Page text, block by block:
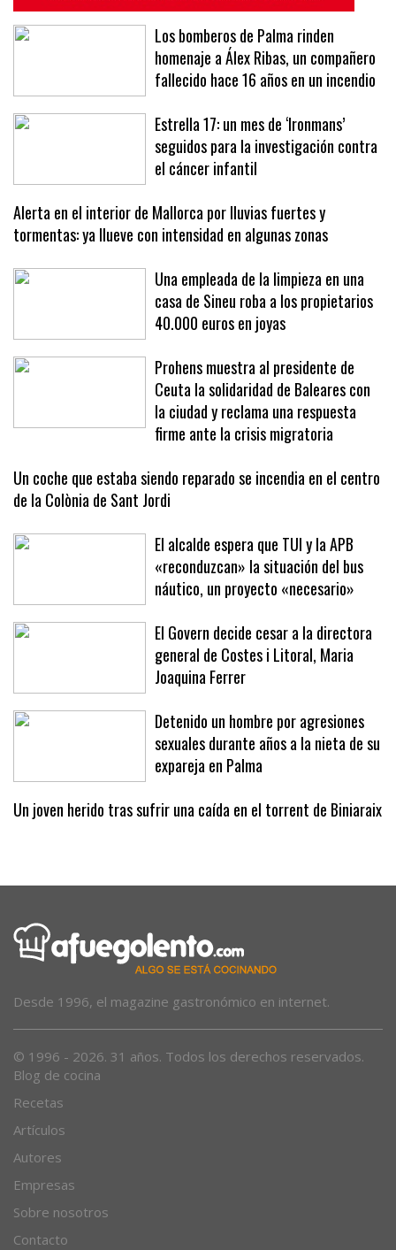
Los bomberos de Palma rinden
homenaje a Álex Ribas, un compañero
fallecido hace 16 años en un incendio
Estrella 17: un mes de ‘Ironmans’
seguidos para la investigación contra
el cáncer infantil
Alerta en el interior de Mallorca por lluvias fuertes y
tormentas: ya llueve con intensidad en algunas zonas
Una empleada de la limpieza en una
casa de Sineu roba a los propietarios
40.000 euros en joyas
Prohens muestra al presidente de
Ceuta la solidaridad de Baleares con
la ciudad y reclama una respuesta
firme ante la crisis migratoria
Un coche que estaba siendo reparado se incendia en el centro
de la Colònia de Sant Jordi
El alcalde espera que TUI y la APB
«reconduzcan» la situación del bus
náutico, un proyecto «necesario»
El Govern decide cesar a la directora
general de Costes i Litoral, Maria
Joaquina Ferrer
Detenido un hombre por agresiones
sexuales durante años a la nieta de su
expareja en Palma
Un joven herido tras sufrir una caída en el torrent de Biniaraix
Desde 1996, el magazine gastronómico en internet.
© 1996 - 2026. 31 años. Todos los derechos reservados.
Blog de cocina
Recetas
Artículos
Autores
Empresas
Sobre nosotros
Contacto